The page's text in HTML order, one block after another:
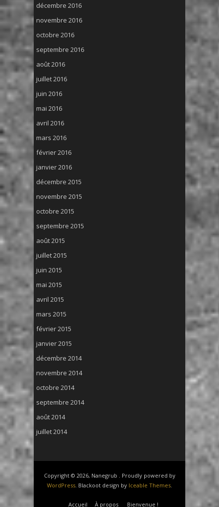
décembre 2016
novembre 2016
octobre 2016
septembre 2016
août 2016
juillet 2016
juin 2016
mai 2016
avril 2016
mars 2016
février 2016
janvier 2016
décembre 2015
novembre 2015
octobre 2015
septembre 2015
août 2015
juillet 2015
juin 2015
mai 2015
avril 2015
mars 2015
février 2015
janvier 2015
décembre 2014
novembre 2014
octobre 2014
septembre 2014
août 2014
juillet 2014
Copyright © 2026, Nanegrub . Proudly powered by
WordPress . Blackoot design by Iceable Themes
Accueil À propos Bienvenue !